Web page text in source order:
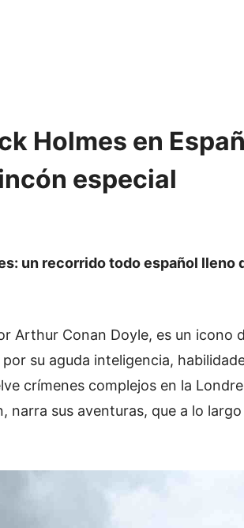
Holmes en
especial
un recorrido todo español lleno
Arthur Conan Doyle, es un icono
su aguda inteligencia,
crímenes complejos en la
narra sus aventuras, que a lo